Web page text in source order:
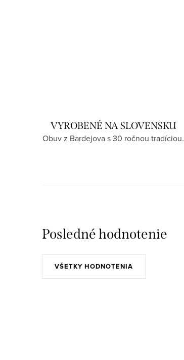
VYROBENÉ NA SLOVENSKU
Obuv z Bardejova s 30 ročnou tradíciou.
Posledné hodnotenie
VŠETKY HODNOTENIA